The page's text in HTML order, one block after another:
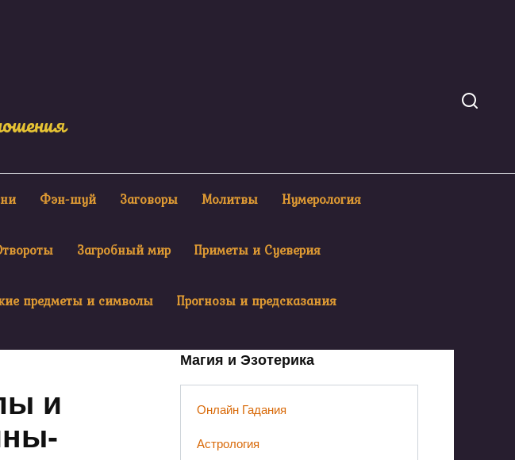
Фэн-шуй Заговоры Молитвы Нумерология
Загробный мир Приметы и Суеверия
предметы и символы Прогнозы и предсказания
и
Магия и Эзотерика
Онлайн Гадания
Астрология